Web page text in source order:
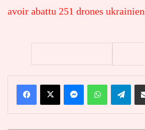
avoir abattu 251 drones
FacebookX MessengerWhatsApp